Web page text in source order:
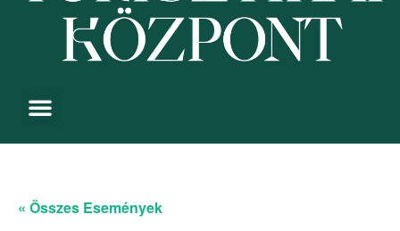
« Összes Események